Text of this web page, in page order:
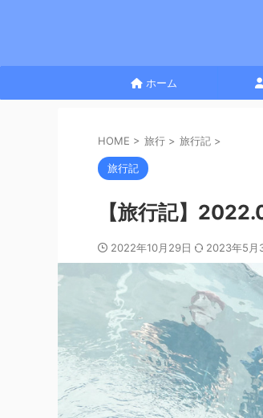
ホーム
HOME > 旅行 > 旅行記 >
旅行記
【旅行記】
2022年10月29日 2023年5月